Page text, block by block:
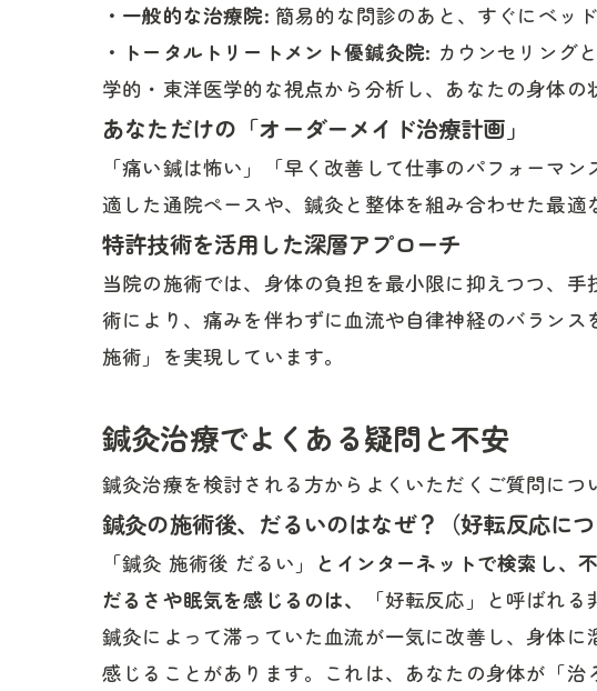
・一般的な治療院: 簡易的な問診のあと、すぐにベッ
・トータルトリートメント優鍼灸院: カウンセリング
学的・東洋医学的な視点から分析し、あなたの身体の
あなただけの「オーダーメイド治療計画」
「痛い鍼は怖い」「早く改善して仕事のパフォーマ
適した通院ペースや、鍼灸と整体を組み合わせた最適
特許技術を活用した深層アプローチ
当院の施術では、身体の負担を最小限に抑えつつ、
術により、痛みを伴わずに血流や自律神経のバラン
施術」を実現しています。
鍼灸治療でよくある疑問と不安
鍼灸治療を検討される方からよくいただくご質問につ
鍼灸の施術後、だるいのはなぜ？（好転反応につ
「鍼灸 施術後 だるい」
とインターネットで検索し、
だるさや眠気を感じるのは、
「好転反応」と呼ばれる
鍼灸によって滞っていた血流が一気に改善し、身体
感じることがあります。これは、あなたの身体が「